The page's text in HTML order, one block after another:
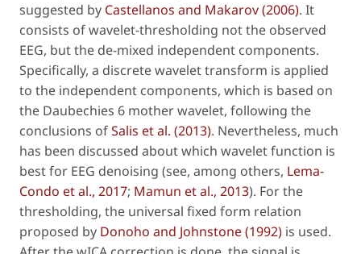
suggested by Castellanos and Makarov (2006). It
consists of wavelet-thresholding not the observed
EEG, but the de-mixed independent components.
Specifically, a discrete wavelet transform is applied
to the independent components, which is based on
the Daubechies 6 mother wavelet, following the
conclusions ofSalis et al. (2013). Nevertheless, much
has been discussed about which wavelet function is
best for EEG denoising (see, among others, Lema-
Condo et al., 2017; Mamun et al., 2013). For the
thresholding, the universal fixed form relation
proposed by Donoho and Johnstone (1992) is used.